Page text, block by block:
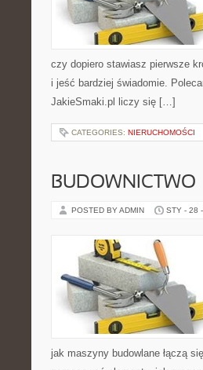
czy dopiero stawiasz pierwsze
i jeść bardziej świadomie.
JakieSmaki.pl liczy się […]
CATEGORIES: NIERUCHOMOŚCI
BUDOWNICTWO
POSTED BY ADMIN STY - 28
jak maszyny budowlane łączą